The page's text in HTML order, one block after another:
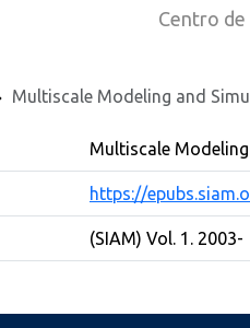
Centro de
Multiscale Modeling and
Multiscale
https://
(SIAM) Vol. 1. 2003-